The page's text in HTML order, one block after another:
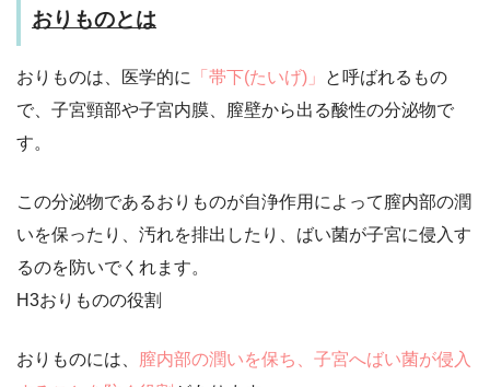
おりものとは
おりものは、医学的に 「帯下(たいげ)」
と呼ばれるもの
で、子宮頸部や子宮内膜、膣壁から出る酸性の分泌物で
す。
この分泌物であるおりものが自浄作用によって膣内部の潤
いを保ったり、汚れを排出したり、ばい菌が子宮に侵入す
るのを防いでくれます。
H3おりものの役割
おりものには、
膣内部の潤いを保ち、子宮へばい菌が侵入